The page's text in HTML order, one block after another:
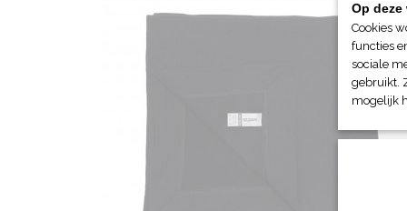
Op
Cookies
functies
sociale
gebruikt.
mogelijk